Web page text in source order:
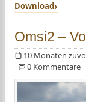
Download
Omsi2 –
10 Monaten
0 Kommentare